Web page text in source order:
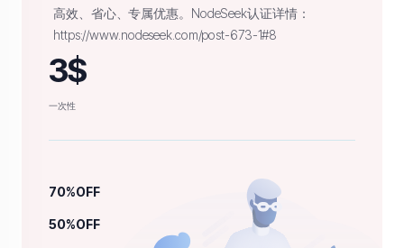
高效、省心、专属优惠。NodeSeek认证详情：
https://www.nodeseek.com/post-673-1#8
3$
一次性
70%OFF
50%OFF